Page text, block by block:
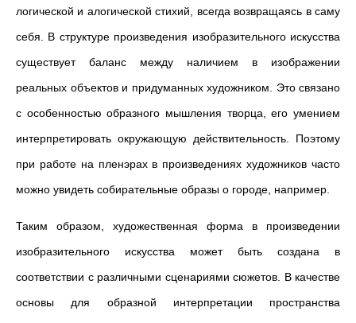
логической и алогической стихий, всегда возвращаясь в саму
себя. В структуре произведения изобразительного искусства
существует баланс между наличием в изображении
реальных объектов и придуманных художником. Это связано
с особенностью образного мышления творца, его умением
интерпретировать окружающую действительность. Поэтому
при работе на пленэрах в произведениях художников часто
можно увидеть собирательные образы о городе, например.
Таким образом, художественная форма в произведении
изобразительного искусства может быть создана в
соответствии с различными сценариями сюжетов. В качестве
основы для образной интерпретации пространства